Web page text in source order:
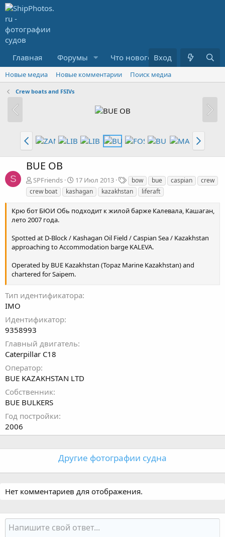
Главная Форумы Что нового? Медиа
Вход
Новые медиа Новые комментарии Поиск медиа
Crew boats and FSIVs
S
BUE OB
SPFriends 17 Июл 2013
Т
е
г
и
bow bue caspian
crew
crew boat
kashagan kazakhstan liferaft
Крю бот БЮИ Обь подходит к жилой барже Калевала, Кашаган,
лето 2007 года.
Spotted at D-Block / Kashagan Oil Field / Caspian Sea / Kazakhstan
approaching to Accommodation barge KALEVA.
Operated by BUE Kazakhstan (Topaz Marine Kazakhstan) and
chartered for Saipem.
“Bue Ob” is the standard 18 metre/
Тип идентификатора
IMO
Идентификатор
9358993
Главный двигатель
Caterpillar C18
Оператор
BUE KAZAKHSTAN LTD
Собственник
BUE BULKERS
Год постройки
2006
Другие фотографии судна
Нет комментариев для отображения.